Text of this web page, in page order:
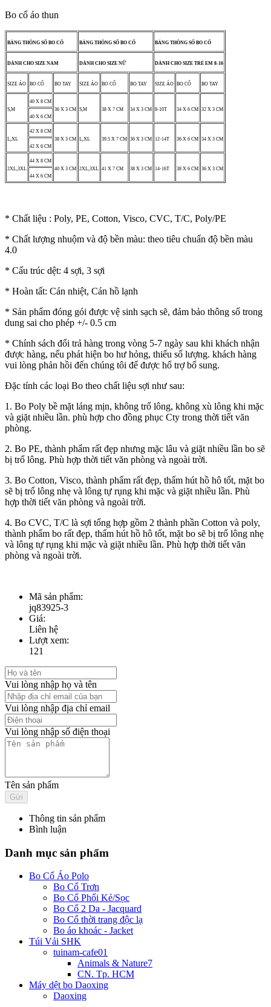
Bo cổ áo thun
BẢNG THÔNG SỐ BO CỔ BẢNG THÔNG SỐ BO CỔ BẢNG THÔNG SỐ BO CỔ
DÀNH CHO SIZE NAM DÀNH CHO SIZE NỮ DÀNH CHO SIZE TRẺ EM 8-16
SIZE ÁO BO CỔ BO TAY SIZE ÁO BO CỔ BO TAY SIZE ÁO BO CỔ BO TAY
S,M
40 X 8 CM
36 X 3 CM S,M 38 X 7 CM 34 X 3 CM 8-10T 34 X 6 CM 32 X 3 CM
40 X 6 CM
L,XL
42 X 8 CM
38 X 3 CM L,XL 39.5 X 7 CM 36 X 3 CM 12-14T 36 X 6 CM 34 X 3 CM
42 X 6 CM
2XL,3XL
44 X 8 CM
40 X 3 CM 2XL,3XL 41 X 7 CM 38 X 3 CM 14-16T 38 X 6 CM 36 X 3 CM
44 X 6 CM
* Chất liệu : Poly, PE, Cotton, Visco, CVC, T/C, Poly/PE
* Chất lượng nhuộm và độ bền màu: theo tiêu chuẩn độ bền màu
4.0
* Cấu trúc dệt: 4 sợi, 3 sợi
* Hoàn tất: Cán nhiệt, Cán hồ lạnh
* Sản phẩm đóng gói được vệ sinh sạch sẽ, đảm bảo thông số trong
dung sai cho phép +/- 0.5 cm
* Chính sách đổi trả hàng trong vòng 5-7 ngày sau khi khách nhận
được hàng, nếu phát hiện bo hư hỏng, thiếu số lượng. khách hàng
vui lòng phản hồi đến chúng tôi để được hổ trợ bổ sung.
Đặc tính các loại Bo theo chất liệu sợi như sau:
1. Bo Poly bề mặt láng mịn, không trổ lông, không xù lông khi mặc
và giặt nhiều lần. phù hợp cho đồng phục Cty trong thời tiết văn
phòng.
2. Bo PE, thành phẩm rất đẹp nhưng mặc lâu và giặt nhiều lần bo sẽ
bị trổ lông. Phù hợp thời tiết văn phòng và ngoài trời.
3. Bo Cotton, Visco, thành phẩm rất đẹp, thấm hút hồ hô tốt, mặt bo
sẽ bị trổ lông nhẹ và lông tự rụng khi mặc và giặt nhiều lần. Phù
hợp thời tiết văn phòng và ngoài trời.
4. Bo CVC, T/C là sợi tổng hợp gồm 2 thành phần Cotton và poly,
thành phẩm bo rất đẹp, thấm hút hồ hô tốt, mặt bo sẽ bị trổ lông nhẹ
và lông tự rụng khi mặc và giặt nhiều lần. Phù hợp thời tiết văn
phòng và ngoài trời.
Mã sản phẩm:
jq83925-3
Giá:
Liên hệ
Lượt xem:
121
Vui lòng nhập họ và tên
Vui lòng nhập địa chỉ email
Vui lòng nhập số điện thoại
Tên sản phẩm
Thông tin sản phẩm
Bình luận
Danh mục sản phẩm
Bo Cổ Áo Polo
Bo Cổ Trơn
Bo Cổ Phối Kẻ/Sọc
Bo Cổ 2 Da - Jacquard
Bo Cổ thời trang độc lạ
Bo áo khoác - Jacket
Túi Vải SHK
tuinam-cafe01
Animals & Nature7
CN. Tp. HCM
Máy dệt bo Daoxing
Daoxing